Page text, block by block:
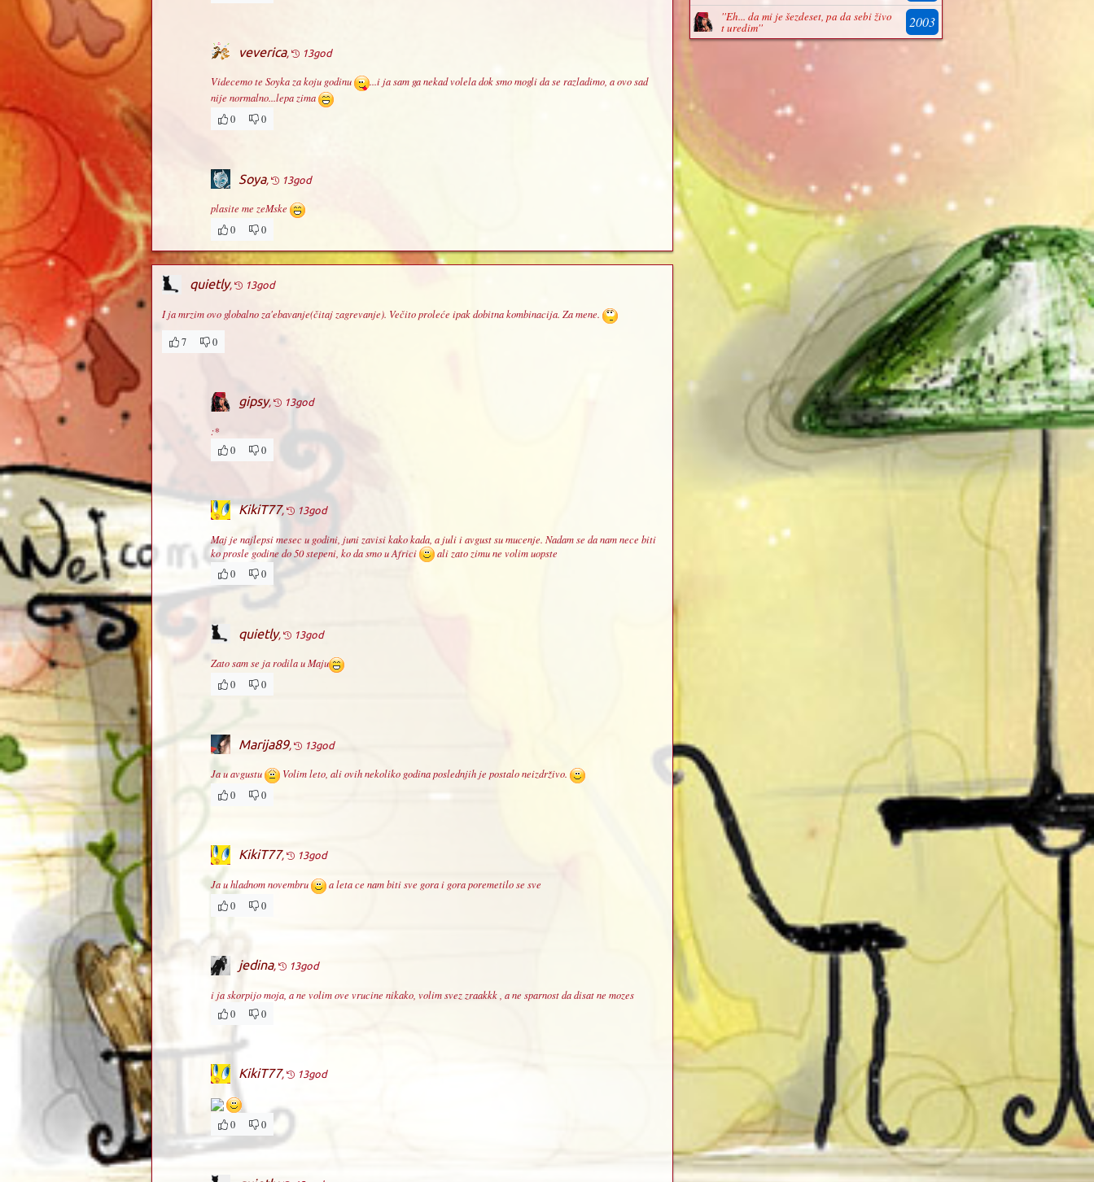
veverica, 13god
Videcemo te Soyka za koju godinu
...i ja sam ga nekad volela dok smo mogli da se razladimo, a ovo sad
nije normalno...lepa zima
0
0
Soya, 13god
plasite me zeMske
0
0
quietly, 13god
I ja mrzim ovo globalno za'ebavanje(čitaj zagrevanje). Večito proleće ipak dobitna kombinacija. Za mene.
7 0
gipsy, 13god
:*
0
0
KikiT77, 13god
Maj je najlepsi mesec u godini, juni zavisi kako kada, a juli i avgust su mucenje. Nadam se da nam nece biti
ko prosle godine do 50 stepeni, ko da smo u Africi
ali zato zimu ne volim uopste
0
0
quietly, 13god
Zato sam se ja rodila u Maju
0
0
Marija89, 13god
Ja u avgustu
Volim leto, ali ovih nekoliko godina poslednjih je postalo neizdrživo.
0
0
KikiT77, 13god
Ja u hladnom novembru
a leta ce nam biti sve gora i gora poremetilo se sve
0
0
jedina, 13god
i ja skorpijo moja, a ne volim ove vrucine nikako, volim svez zraakkk , a ne sparnost da disat ne mozes
0
0
KikiT77, 13god
0 0
''Eh... da mi je šezdeset, pa da sebi živo
t uredim'' 2003